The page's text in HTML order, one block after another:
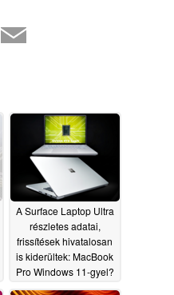
A Surface Laptop Ultra
részletes adatai,
frissítések hivatalosan
is kiderültek: MacBook
Pro Windows 11-gyel?
06/04/2026